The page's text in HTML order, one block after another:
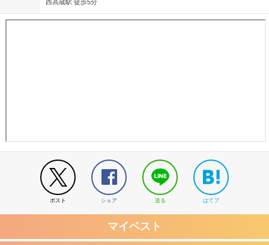
西高蔵駅 徒歩5分
ポスト シェア 送る はてブ
マイベスト